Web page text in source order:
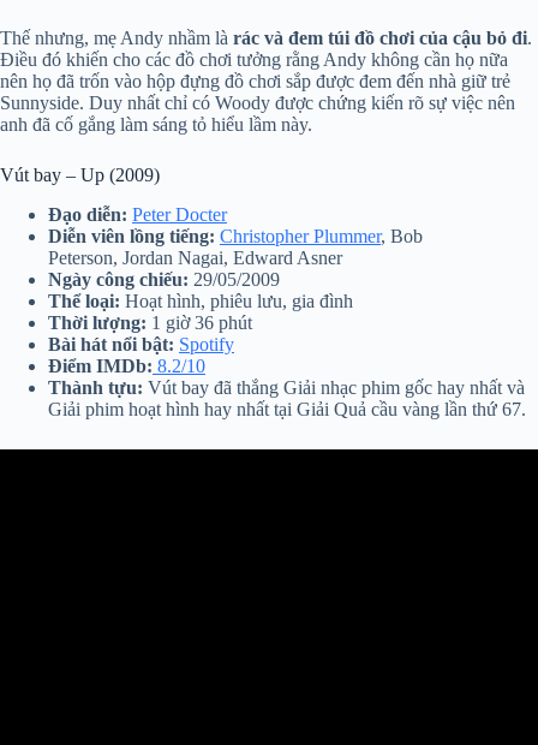
Thế nhưng, mẹ Andy nhầm là rác và đem túi đồ chơi của cậu bỏ đi.
Điều đó khiến cho các đồ chơi tưởng rằng Andy không cần họ nữa
nên họ đã trốn vào hộp đựng đồ chơi sắp được đem đến nhà giữ trẻ
Sunnyside. Duy nhất chỉ có Woody được chứng kiến rõ sự việc nên
anh đã cố gắng làm sáng tỏ hiểu lầm này.
Vút bay – Up (2009)
Đạo diễn: Peter Docter
Diễn viên lồng tiếng: Christopher Plummer, Bob
Peterson, Jordan Nagai, Edward Asner
Ngày công chiếu: 29/05/2009
Thể loại: Hoạt hình, phiêu lưu, gia đình
Thời lượng: 1 giờ 36 phút
Bài hát nổi bật: Spotify
Điểm IMDb: 8.2/10
Thành tựu: Vút bay đã thắng Giải nhạc phim gốc hay nhất và
Giải phim hoạt hình hay nhất tại Giải Quả cầu vàng lần thứ 67.